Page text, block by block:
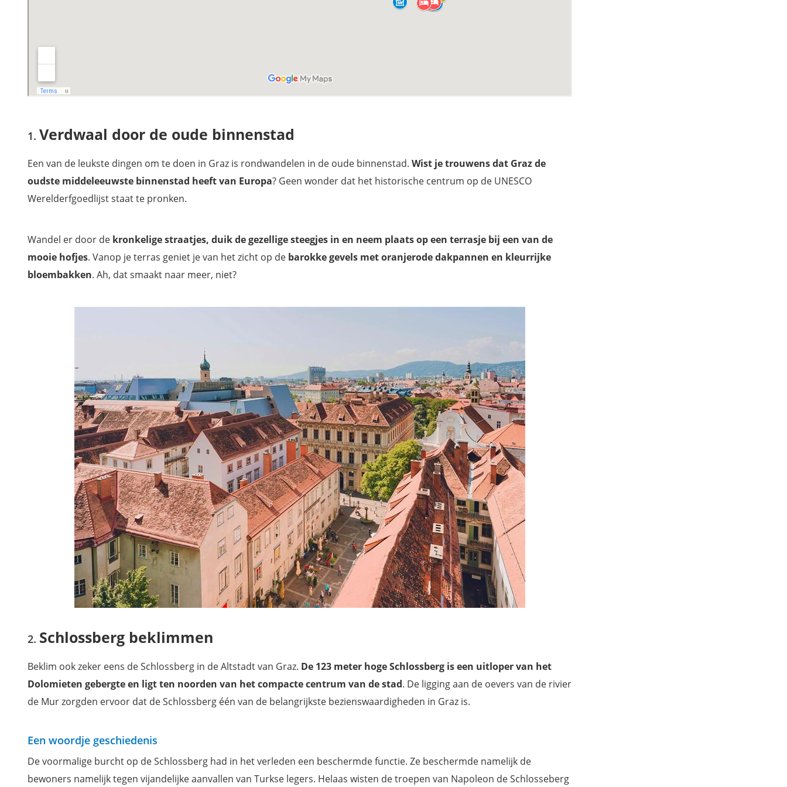
Verdwaal door de oude binnenstad
Een van de leukste dingen om te doen in Graz is rondwandelen in de oude binnenstad. Wist je trouwens dat Graz de
oudste middeleeuwste binnenstad heeft van Europa? Geen wonder dat het historische centrum op de UNESCO
Werelderfgoedlijst staat te pronken.
Wandel er door de kronkelige straatjes, duik de gezellige steegjes in en neem plaats op een terrasje bij een van de
mooie hofjes. Vanop je terras geniet je van het zicht op de barokke gevels met oranjerode dakpannen en kleurrijke
bloembakken. Ah, dat smaakt naar meer, niet?
Schlossberg beklimmen
Beklim ook zeker eens de Schlossberg in de Altstadt van Graz. De 123 meter hoge Schlossberg is een uitloper van het
Dolomieten gebergte en ligt ten noorden van het compacte centrum van de stad. De ligging aan de oevers van de rivier
de Mur zorgden ervoor dat de Schlossberg één van de belangrijkste bezienswaardigheden in Graz is.
Een woordje geschiedenis
De voormalige burcht op de Schlossberg had in het verleden een beschermde functie. Ze beschermde namelijk de
bewoners namelijk tegen vijandelijke aanvallen van Turkse legers. Helaas wisten de troepen van Napoleon de Schlosseberg